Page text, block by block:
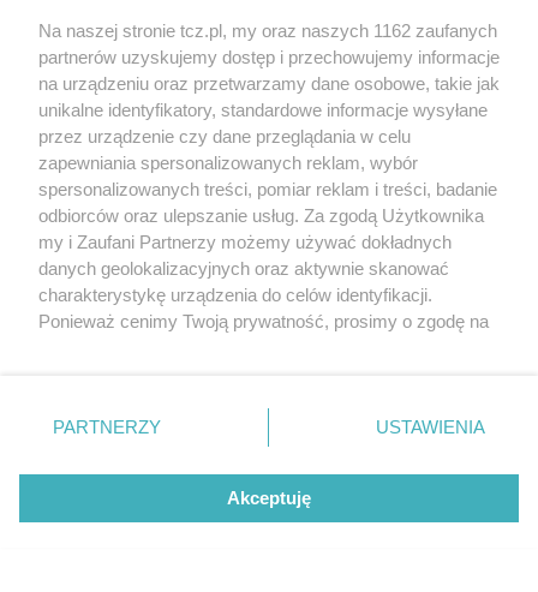
O FIRMIE POLITYKA PRYWATNOŚCI HOSTING
REKLAMA WSPÓŁPRACA RSS FACEBOOK KONTAKT
Nasze serwisy
Aktualności
Tcz24
Historia miasta
Muzyka i kultura
Archiwum wydarzeń
Zdjęcia miasta
Na naszej stronie tcz.pl, my oraz naszych 1162 zaufanych
partnerów uzyskujemy dostęp i przechowujemy informacje
na urządzeniu oraz przetwarzamy dane osobowe, takie jak
unikalne identyfikatory, standardowe informacje wysyłane
przez urządzenie czy dane przeglądania w celu
zapewniania spersonalizowanych reklam, wybór
spersonalizowanych treści, pomiar reklam i treści, badanie
odbiorców oraz ulepszanie usług. Za zgodą Użytkownika
my i Zaufani Partnerzy możemy używać dokładnych
danych geolokalizacyjnych oraz aktywnie skanować
charakterystykę urządzenia do celów identyfikacji.
Ponieważ cenimy Twoją prywatność, prosimy o zgodę na
znajdujący się w lewym dolnym rogu strony
. Niektóre
przetwarzaniu. Preferencje będą miały zastosowania tylko
PARTNERZY USTAWIENIA
Akceptuję